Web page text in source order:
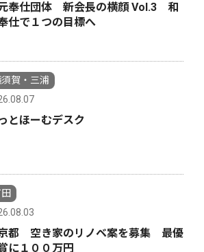
奉仕団体 新会長の横顔 Vol.3 和
仕で１つの目標へ
須賀・三浦
とほーむデスク
都 空き家のリノベ案を募集 最優
に１００万円